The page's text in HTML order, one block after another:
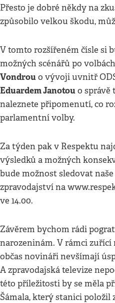
Přesto je dobré někdy na
způsobilo velkou škodu,
V tomto rozšířeném čísle si
možných scénářů po
Vondrouo vývoji uvnitř
Eduardem Janotouo správě
naleznete připomenutí, co
parlamentní volby.
Za týden pak v Respektu
výsledků a možných
bude možnost sledovat
zpravodajství na
ve 14.00.
Závěrem bychom rádi
narozeninám. V rámci
občas novináři nevšímají
A zpravodajská televize
této příležitosti by se měla
Šámala, který stanici